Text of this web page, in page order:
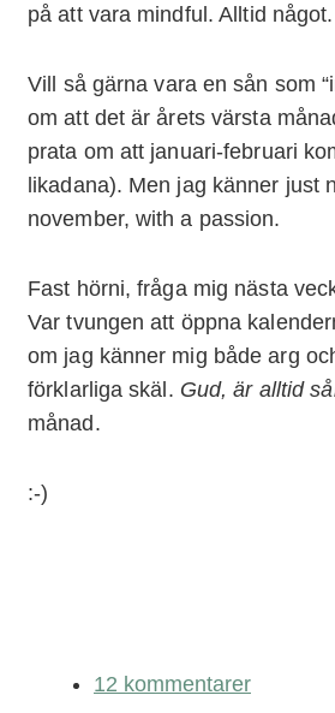
på att vara mindful. Alltid något.
Vill så gärna vara en sån som
om att det är årets värsta
prata om att januari-februari
likadana). Men jag känner just
november, with a passion.
Fast hörni, fråga mig nästa
Var tvungen att öppna
om jag känner mig både arg
förklarliga skäl. Gud, är alltid
månad.
:-)
12 kommentarer